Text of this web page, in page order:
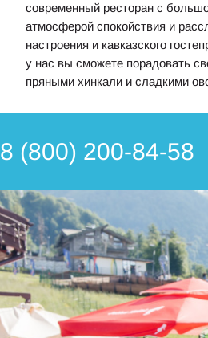
современный ресторан с
атмосферой спокойствия и
настроения и кавказского
у нас вы сможете порадовать
пряными хинкали и сладкими
8 (800) 200-84-58